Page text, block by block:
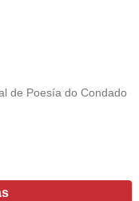
de Poesía do Condado